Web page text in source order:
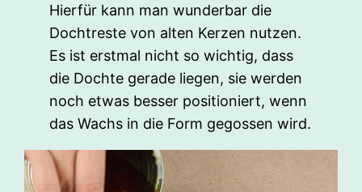
Hierfür kann man wunderbar die
Dochtreste von alten Kerzen nutzen.
Es ist erstmal nicht so wichtig, dass
die Dochte gerade liegen, sie werden
noch etwas besser positioniert, wenn
das Wachs in die Form gegossen wird.